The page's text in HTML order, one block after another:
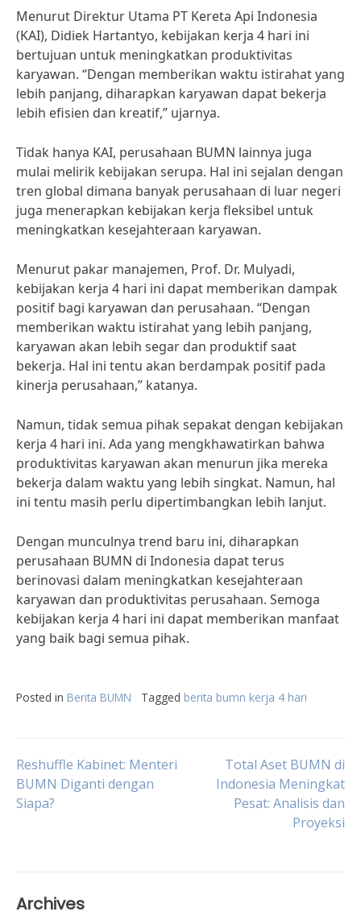
Menurut Direktur Utama PT Kereta Api Indonesia
(KAI), Didiek Hartantyo, kebijakan kerja 4 hari ini
bertujuan untuk meningkatkan produktivitas
karyawan. “Dengan memberikan waktu istirahat yang
lebih panjang, diharapkan karyawan dapat bekerja
lebih efisien dan kreatif,” ujarnya.
Tidak hanya KAI, perusahaan BUMN lainnya juga
mulai melirik kebijakan serupa. Hal ini sejalan dengan
tren global dimana banyak perusahaan di luar negeri
juga menerapkan kebijakan kerja fleksibel untuk
meningkatkan kesejahteraan karyawan.
Menurut pakar manajemen, Prof. Dr. Mulyadi,
kebijakan kerja 4 hari ini dapat memberikan dampak
positif bagi karyawan dan perusahaan. “Dengan
memberikan waktu istirahat yang lebih panjang,
karyawan akan lebih segar dan produktif saat
bekerja. Hal ini tentu akan berdampak positif pada
kinerja perusahaan,” katanya.
Namun, tidak semua pihak sepakat dengan kebijakan
kerja 4 hari ini. Ada yang mengkhawatirkan bahwa
produktivitas karyawan akan menurun jika mereka
bekerja dalam waktu yang lebih singkat. Namun, hal
ini tentu masih perlu dipertimbangkan lebih lanjut.
Dengan munculnya trend baru ini, diharapkan
perusahaan BUMN di Indonesia dapat terus
berinovasi dalam meningkatkan kesejahteraan
karyawan dan produktivitas perusahaan. Semoga
kebijakan kerja 4 hari ini dapat memberikan manfaat
yang baik bagi semua pihak.
Posted in Berita BUMN Tagged berita bumn kerja 4 hari
Post
navigation
Reshuffle Kabinet: Menteri
BUMN Diganti dengan
Siapa?
Total Aset BUMN di
Indonesia Meningkat
Pesat: Analisis dan
Proyeksi
Archives